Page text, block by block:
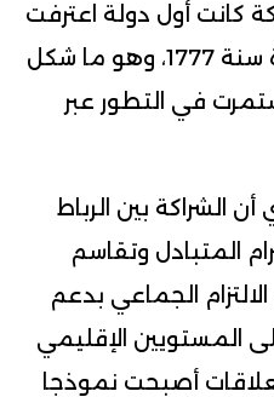
كانت أول دولة اعترفت
باستقلال الولايات المتحدة سنة 1777، وهو ما شكل
في التطور عبر
الشراكة بين الرباط
المتبادل وتقاسم
الجماعي بدعم
المستويين الإقليمي
أصبحت نموذجا